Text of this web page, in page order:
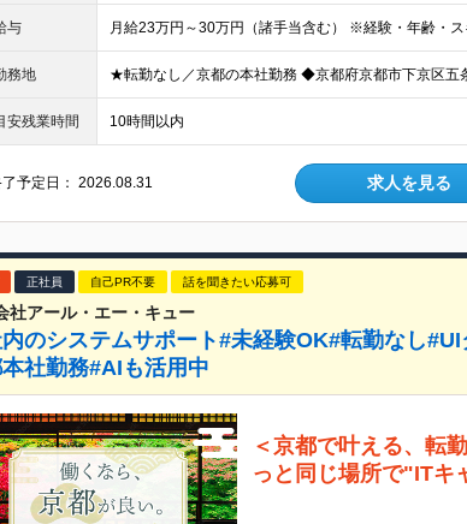
与
務地
安残業時間 10時間以内
了予定日：2026.08.31 求人を見る
正社員 自己PR不要 話を聞きたい応募可
社アール・エー・キュー
内のシステムサポート#未経験OK#転勤なし
社勤務#AIも活用中
＜京都で叶える、転
っと同じ場所で"ITキ